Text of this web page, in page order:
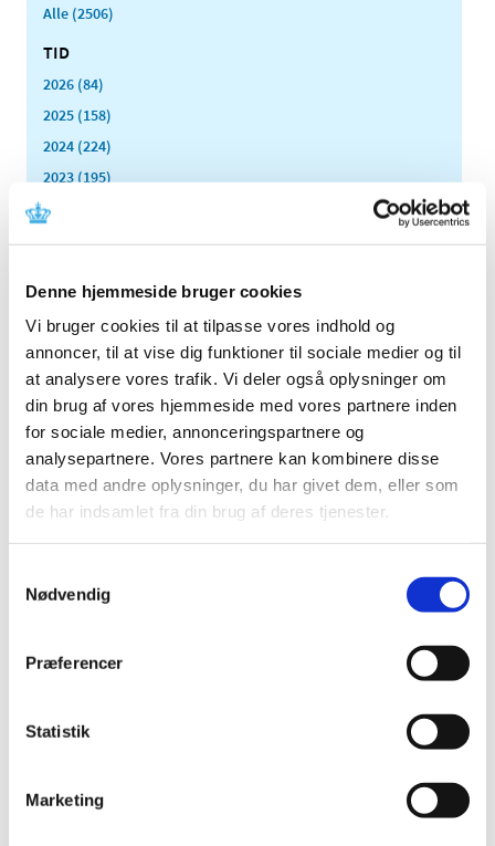
Denne hjemmeside bruger cookies
Vi bruger cookies til at tilpasse vores indhold og
annoncer, til at vise dig funktioner til sociale medier og til
at analysere vores trafik. Vi deler også oplysninger om
din brug af vores hjemmeside med vores partnere inden
for sociale medier, annonceringspartnere og
analysepartnere. Vores partnere kan kombinere disse
data med andre oplysninger, du har givet dem, eller som
de har indsamlet fra din brug af deres tjenester.
Nødvendig
Præferencer
Statistik
Marketing
Alle (2506)
TID
2026 (84)
2025 (158)
2024 (224)
2023 (195)
2022 (197)
2019 (159)
2018 (150)
2017 (167)
2016 (167)
2015 (33)
2014 (44)
2013 (49)
2012 (44)
december (2)
oktober (4)
august (1)
marts (3)